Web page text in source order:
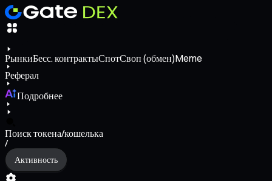
РынкиБесс. контрактыСпотСвоп (обмен)Meme
Реферал
Подробнее
Поиск токена/кошелька
/
Активность